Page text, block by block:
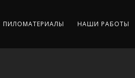
ПИЛОМАТЕРИАЛЫ НАШИ РАБОТЫ